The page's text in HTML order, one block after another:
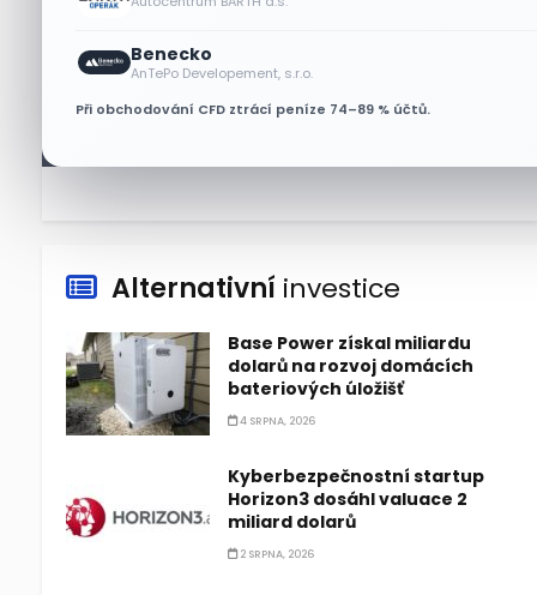
Benecko
AnTePo Developement, s.r.o.
Při obchodování CFD ztrácí peníze 74–89 % účtů.
Jeff Bezos plánuje prodat
akcie Amazonu za 4,1 miliardy
dolarů
Alternativní investice
Base Power získal miliardu
dolarů na rozvoj domácích
bateriových úložišť
4 SRPNA, 2026
Kyberbezpečnostní startup
Horizon3 dosáhl valuace 2
miliard dolarů
2 SRPNA, 2026